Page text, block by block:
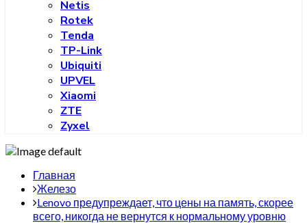
Netis
Rotek
Tenda
TP-Link
Ubiquiti
UPVEL
Xiaomi
ZTE
Zyxel
Главная
Железо
Lenovo предупреждает, что цены на память, скорее
всего, никогда не вернутся к нормальному уровню